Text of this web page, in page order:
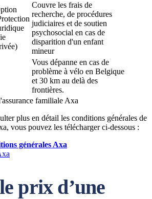
Couvre les frais de
recherche, de procédures
judiciaires et de soutien
psychosocial en cas de
disparition d'un enfant
mineur
Vous dépanne en cas de
problème à vélo en Belgique
et 30 km au delà des
frontières.
familiale Axa
plus en détail les conditions générales de
vous pouvez les télécharger ci-dessous :
générales Axa
prix d’une